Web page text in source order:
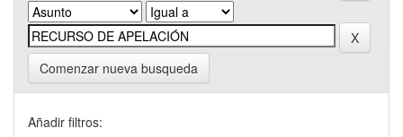
Comenzar nueva busqueda
Añadir filtros: